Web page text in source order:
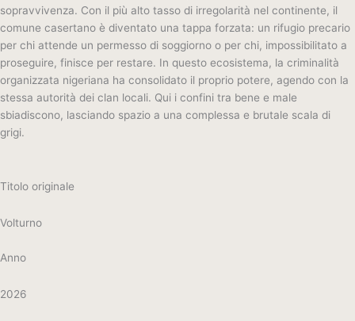
sopravvivenza. Con il più alto tasso di irregolarità nel continente, il
comune casertano è diventato una tappa forzata: un rifugio precario
per chi attende un permesso di soggiorno o per chi, impossibilitato a
proseguire, finisce per restare. In questo ecosistema, la criminalità
organizzata nigeriana ha consolidato il proprio potere, agendo con la
stessa autorità dei clan locali. Qui i confini tra bene e male
sbiadiscono, lasciando spazio a una complessa e brutale scala di
grigi.
Titolo originale
Volturno
Anno
2026